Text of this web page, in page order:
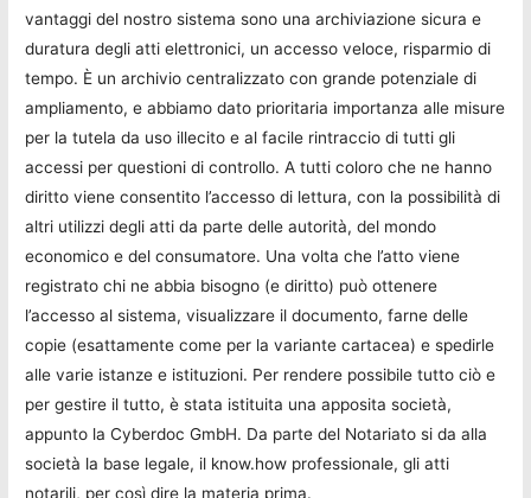
vantaggi del nostro sistema sono una archiviazione sicura e
duratura degli atti elettronici, un accesso veloce, risparmio di
tempo. È un archivio centralizzato con grande potenziale di
ampliamento, e abbiamo dato prioritaria importanza alle misure
per la tutela da uso illecito e al facile rintraccio di tutti gli
accessi per questioni di controllo. A tutti coloro che ne hanno
diritto viene consentito l’accesso di lettura, con la possibilità di
altri utilizzi degli atti da parte delle autorità, del mondo
economico e del consumatore. Una volta che l’atto viene
registrato chi ne abbia bisogno (e diritto) può ottenere
l’accesso al sistema, visualizzare il documento, farne delle
copie (esattamente come per la variante cartacea) e spedirle
alle varie istanze e istituzioni. Per rendere possibile tutto ciò e
per gestire il tutto, è stata istituita una apposita società,
appunto la Cyberdoc GmbH. Da parte del Notariato si da alla
società la base legale, il know.how professionale, gli atti
notarili, per così dire la materia prima.